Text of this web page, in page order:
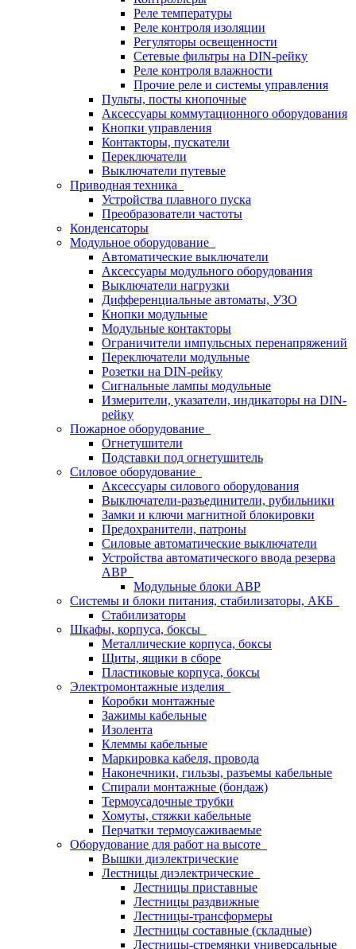
Реле температуры
Реле контроля изоляции
Регуляторы освещенности
Сетевые фильтры на DIN-рейку
Реле контроля влажности
Прочие реле и системы управления
Пульты, посты кнопочные
Аксессуары коммутационного оборудования
Кнопки управления
Контакторы, пускатели
Переключатели
Выключатели путевые
Приводная техника
Устройства плавного пуска
Преобразователи частоты
Конденсаторы
Модульное оборудование
Автоматические выключатели
Аксессуары модульного оборудования
Выключатели нагрузки
Дифференциальные автоматы, УЗО
Кнопки модульные
Модульные контакторы
Ограничители импульсных перенапряжений
Переключатели модульные
Розетки на DIN-рейку
Сигнальные лампы модульные
Измерители, указатели, индикаторы на DIN-
рейку
Пожарное оборудование
Огнетушители
Подставки под огнетушитель
Силовое оборудование
Аксессуары силового оборудования
Выключатели-разъединители, рубильники
Замки и ключи магнитной блокировки
Предохранители, патроны
Силовые автоматические выключатели
Устройства автоматического ввода резерва
АВР
Модульные блоки АВР
Системы и блоки питания, стабилизаторы, АКБ
Стабилизаторы
Шкафы, корпуса, боксы
Металлические корпуса, боксы
Щиты, ящики в сборе
Пластиковые корпуса, боксы
Электромонтажные изделия
Коробки монтажные
Зажимы кабельные
Изолента
Клеммы кабельные
Маркировка кабеля, провода
Наконечники, гильзы, разъемы кабельные
Спирали монтажные (бондаж)
Термоусадочные трубки
Хомуты, стяжки кабельные
Перчатки термоусаживаемые
Оборудование для работ на высоте
Вышки диэлектрические
Лестницы диэлектрические
Лестницы приставные
Лестницы раздвижные
Лестницы-трансформеры
Лестницы составные (складные)
Лестницы-стремянки универсальные